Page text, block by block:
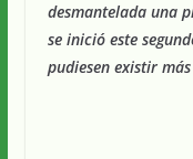
desmantelada una
se inició este
pudiesen existir